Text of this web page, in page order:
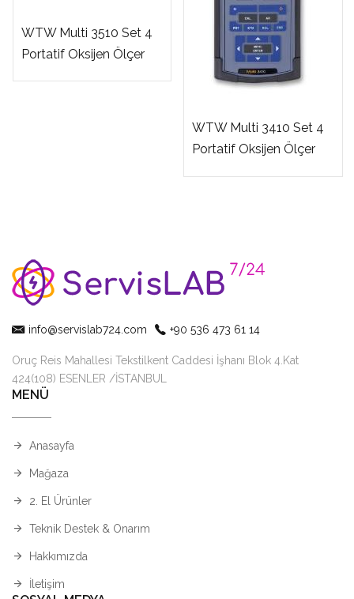
WTW Multi 3510 Set 4
Portatif Oksijen Ölçer
WTW Multi 3410 Set 4
Portatif Oksijen Ölçer
info@servislab724.com +90 536 473 61 14
Oruç Reis Mahallesi Tekstilkent Caddesi İşhanı Blok 4.Kat
424(108) ESENLER /İSTANBUL
MENÜ
Anasayfa
Mağaza
2. El Ürünler
Teknik Destek & Onarım
Hakkımızda
İletişim